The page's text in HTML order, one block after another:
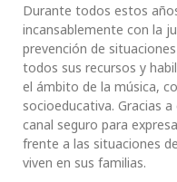
Durante todos estos
incansablemente con la
prevención de
todos sus recursos y
el ámbito de la música,
socioeducativa. Gracias
canal seguro para
frente a las situaciones
viven en sus familias.